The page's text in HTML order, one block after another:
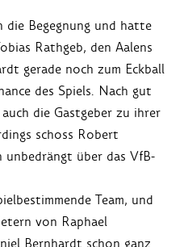
die Begegnung und hatte
Rathgeb, den Aalens
gerade noch zum Eckball
des Spiels. Nach gut
die Gastgeber zu ihrer
schoss Robert
unbedrängt über das VfB-
Team, und
von Raphael